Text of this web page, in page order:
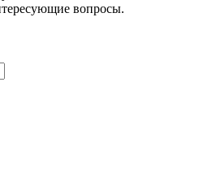
вопросы.